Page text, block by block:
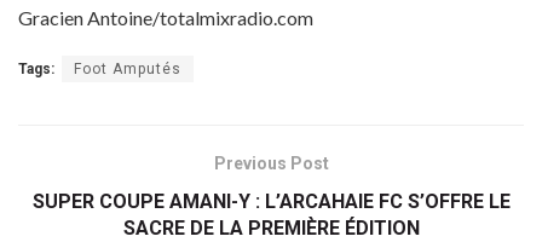
Gracien Antoine/totalmixradio.com
Tags: Foot Amputés
Previous Post
SUPER COUPE AMANI-Y : L’ARCAHAIE FC S’OFFRE LE
SACRE DE LA PREMIÈRE ÉDITION